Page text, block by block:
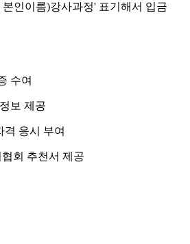
인이름)강사과정' 표기해서 입금
수여
보 제공
격 응시 부여
회 추천서 제공